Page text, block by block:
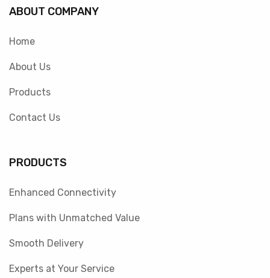
ABOUT COMPANY
Home
About Us
Products
Contact Us
PRODUCTS
Enhanced Connectivity
Plans with Unmatched Value
Smooth Delivery
Experts at Your Service